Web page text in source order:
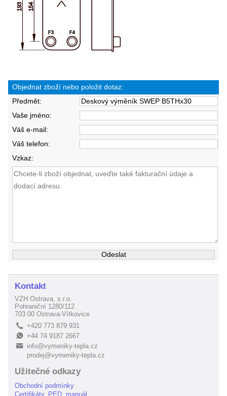
Objednat zboží nebo položit dotaz:
Předmět:
Vaše jméno:
Váš e-mail:
Váš telefon:
Vzkaz:
Kontakt
VZH Ostrava, s.r.o.
Pohraniční 1280/112
703 00 Ostrava-Vítkovice
L +420 773 879 931
E+44 74 9187 2667
B
info@vymeniky-tepla.cz
prodej@vymeniky-tepla.cz
Užitečné odkazy
Obchodní podmínky
Certifikáty, PED, manuál